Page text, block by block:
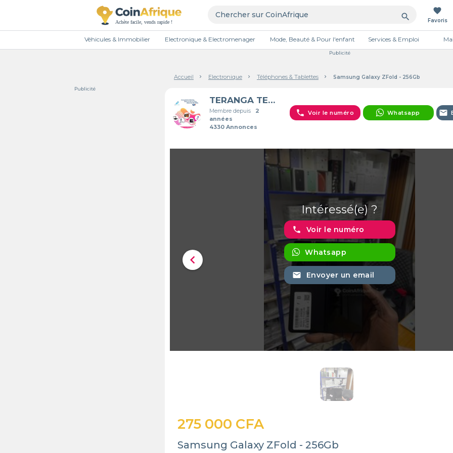
search
favorite
Favoris
Véhicules & Immobilier Electronique & Electromenager Mode, Beauté & Pour l'enfant Services & Emploi
Publicité
Accueil Electronique Téléphones & Tablettes Samsung Galaxy ZFold - 256Gb
Publicité
TERANGA TECHNOLOGIE
Membre depuis2
années
4330 Annonces
phone Voir le numéro Whatsapp email
chevron_left
Intéressé(e) ?
phone Voir le numéro
Whatsapp
email Envoyer un email
275 000 CFA
Samsung Galaxy ZFold - 256Gb